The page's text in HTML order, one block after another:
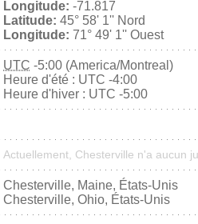
Longitude: -71.817
Latitude: 45° 58' 1'' Nord
Longitude: 71° 49' 1'' Ouest
UTC -5:00 (America/Montreal)
Heure d'été : UTC -4:00
Heure d'hiver : UTC -5:00
Actuellement, Chesterville n'a aucun
Chesterville, Maine, États-Unis
Chesterville, Ohio, États-Unis